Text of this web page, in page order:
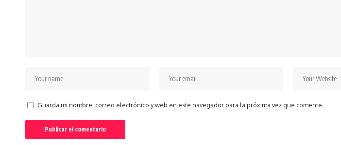
Guarda mi nombre, correo electrónico y web en este navegador para la próxima vez que comente.